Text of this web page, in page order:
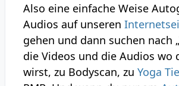
Also eine einfache Weise
Audios auf unseren
gehen und dann suchen nach
die Videos und die Audios
wirst, zu Bodyscan, zuYoga